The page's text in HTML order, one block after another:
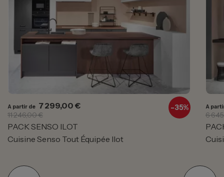
-35%
A partir de Prix
7 299,00 €Prix de base
11 246,00 €
PACK SENSO ILOT
Cuisine Senso Tout Équipée Ilot
A
6